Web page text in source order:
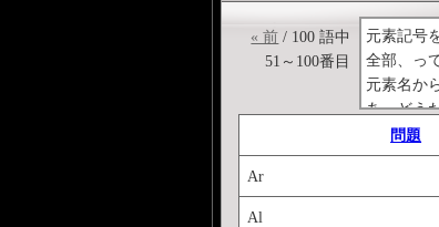
元素記号
全部、っ
元素名か
あ。どう
« 前 / 100 語中
51～100番目
問題
Ar
Al